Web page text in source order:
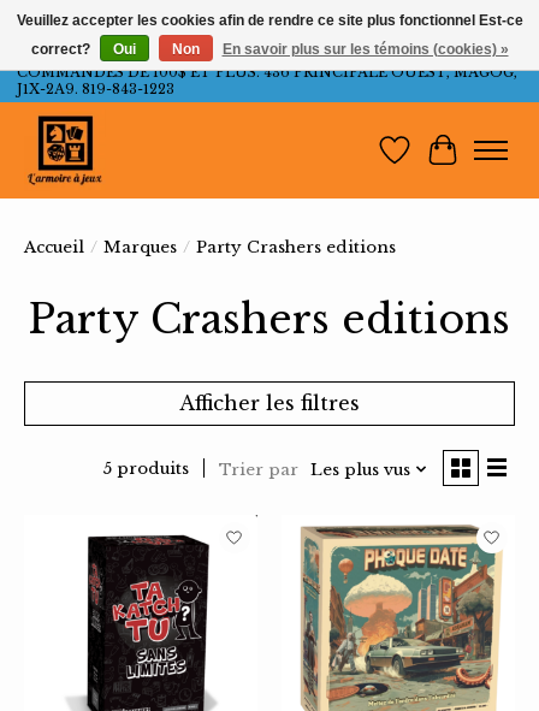
LIVRAISON GRATUITE AU QUÉBEC ET ONTARIO POUR LES
COMMANDES DE 100$ ET PLUS. 436 PRINCIPALE OUEST, MAGOG,
J1X-2A9. 819-843-1223
Liste dePanier
Accueil / Marques / Party Crashers editions
Party Crashers editions
Afficher les filtres
5 produits Trier par Les plus vus
Veuillez accepter les cookies afin de rendre ce site plus fonctionnel Est-ce
correct?
Oui Non En savoir plus sur les témoins (cookies) »